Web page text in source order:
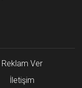
Reklam Ver
İletişim